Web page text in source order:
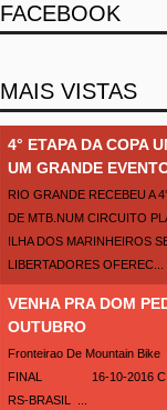
FACEBOOK
MAIS VISTAS
4° ETAPA DA COPA
UM GRANDE
RIO GRANDE RECEBEU A
DE MTB.NUM CIRCUITO
ILHA DOS MARINHEIROS
LIBERTADORES OFEREC...
VENHA PRA DOM
OUTUBRO
Fronteirao De
FINAL 16-10-2016
RS-BRASIL ...